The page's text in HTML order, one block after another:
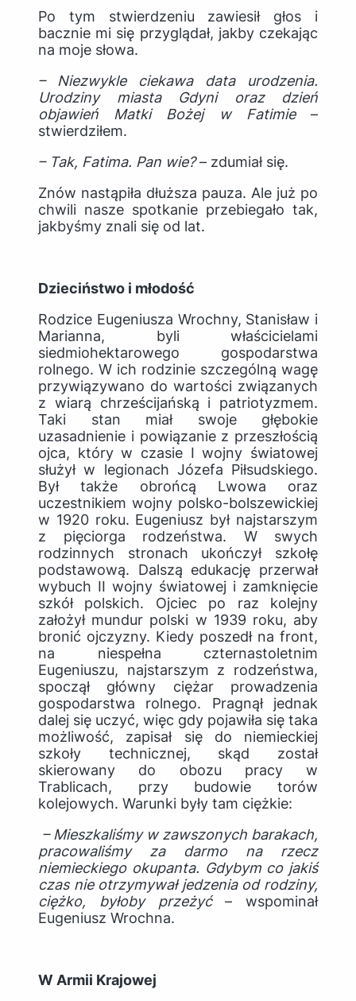
Po tym stwierdzeniu zawiesił głos i
bacznie mi się przyglądał, jakby czekając
na moje słowa.
– Niezwykle ciekawa data urodzenia.
Urodziny miasta Gdyni oraz dzień
objawień Matki Bożej w Fatimie–
stwierdziłem.
– Tak, Fatima. Pan wie?– zdumiał się.
Znów nastąpiła dłuższa pauza. Ale już po
chwili nasze spotkanie przebiegało tak,
jakbyśmy znali się od lat.
Dzieciństwo i młodość
Rodzice Eugeniusza Wrochny, Stanisław i
Marianna, byli właścicielami
siedmiohektarowego gospodarstwa
rolnego. W ich rodzinie szczególną wagę
przywiązywano do wartości związanych
z wiarą chrześcijańską i patriotyzmem.
Taki stan miał swoje głębokie
uzasadnienie i powiązanie z przeszłością
ojca, który w czasie I wojny światowej
służył w legionach Józefa Piłsudskiego.
Był także obrońcą Lwowa oraz
uczestnikiem wojny polsko-bolszewickiej
w 1920 roku. Eugeniusz był najstarszym
z pięciorga rodzeństwa. W swych
rodzinnych stronach ukończył szkołę
podstawową. Dalszą edukację przerwał
wybuch II wojny światowej i zamknięcie
szkół polskich. Ojciec po raz kolejny
założył mundur polski w 1939 roku, aby
bronić ojczyzny. Kiedy poszedł na front,
na niespełna czternastoletnim
Eugeniuszu, najstarszym z rodzeństwa,
spoczął główny ciężar prowadzenia
gospodarstwa rolnego. Pragnął jednak
dalej się uczyć, więc gdy pojawiła się taka
możliwość, zapisał się do niemieckiej
szkoły technicznej, skąd został
skierowany do obozu pracy w
Trablicach, przy budowie torów
kolejowych. Warunki były tam ciężkie:
– Mieszkaliśmy w zawszonych barakach,
pracowaliśmy za darmo na rzecz
niemieckiego okupanta. Gdybym co jakiś
czas nie otrzymywał jedzenia od rodziny,
ciężko, byłoby przeżyć– wspominał
Eugeniusz Wrochna.
W Armii Krajowej